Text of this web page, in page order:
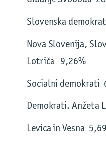
Slovenska
Nova Slovenija,
Lotriča 9,26%
Socialni demokrati
Demokrati. Anžeta
Levica in Vesna